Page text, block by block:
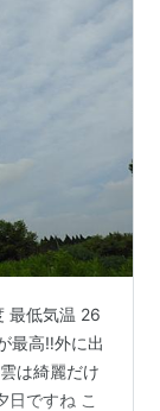
最低気温 26
最高‼️外に出
は綺麗だけ
日ですね こ